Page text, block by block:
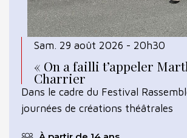
« On a failli t’appeler
Charrier
Sam. 29 août 2026 - 20h30
Dans le cadre du Festival
journées de créations théâtrales